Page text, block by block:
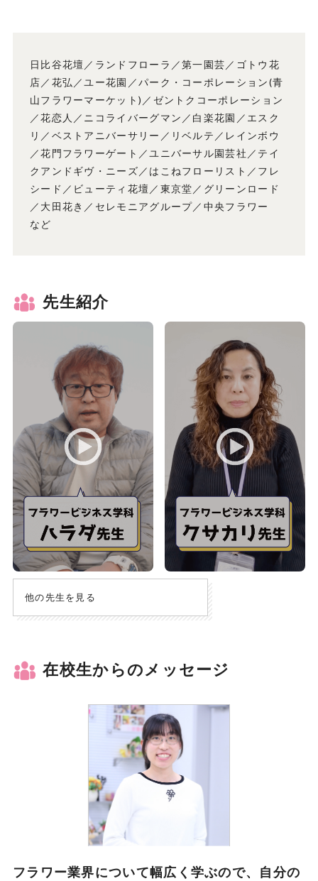
日比谷花壇／ランドフローラ／第一園芸／ゴトウ花
店／花弘／ユー花園／パーク・コーポレーション(青
山フラワーマーケット)／ゼントクコーポレーション
／花恋人／ニコライバーグマン／白楽花園／エスク
リ／ベストアニバーサリー／リベルテ／レインボウ
／花門フラワーゲート／ユニバーサル園芸社／テイ
クアンドギヴ・ニーズ／はこねフローリスト／フレ
シード／ビューティ花壇／東京堂／グリーンロード
／大田花き／セレモニアグループ／中央フラワー
など
先生紹介
他の先生を見る
在校生からのメッセージ
フラワー業界について幅広く学ぶので、自分の